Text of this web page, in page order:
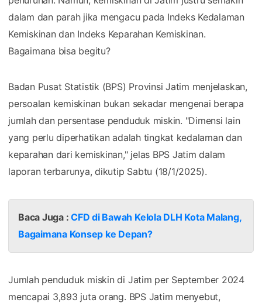
dalam dan parah jika mengacu pada Indeks Kedalaman
Kemiskinan dan Indeks Keparahan Kemiskinan.
Bagaimana bisa begitu?
Badan Pusat Statistik (BPS) Provinsi Jatim menjelaskan,
persoalan kemiskinan bukan sekadar mengenai berapa
jumlah dan persentase penduduk miskin. "Dimensi lain
yang perlu diperhatikan adalah tingkat kedalaman dan
keparahan dari kemiskinan," jelas BPS Jatim dalam
laporan terbarunya, dikutip Sabtu (18/1/2025).
Baca Juga :CFD di Bawah Kelola DLH Kota Malang,
Bagaimana Konsep ke Depan?
Jumlah penduduk miskin di Jatim per September 2024
mencapai 3,893 juta orang. BPS Jatim menyebut,